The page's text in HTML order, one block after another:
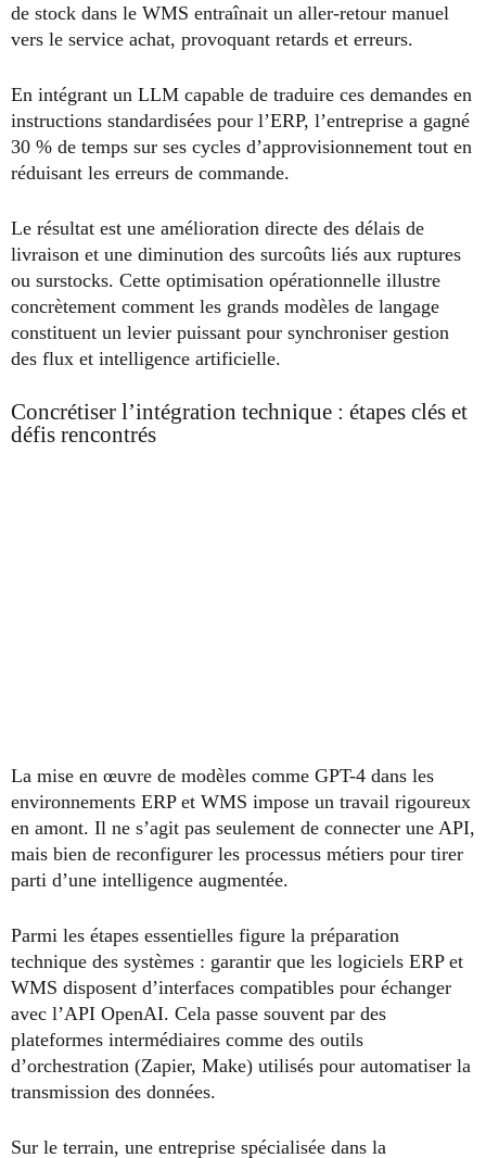
de stock dans le WMS entraînait un aller-retour manuel
vers le service achat, provoquant retards et erreurs.
En intégrant un LLM capable de traduire ces demandes en
instructions standardisées pour l’ERP, l’entreprise a gagné
30 % de temps sur ses cycles d’approvisionnement tout en
réduisant les erreurs de commande.
Le résultat est une amélioration directe des délais de
livraison et une diminution des surcoûts liés aux ruptures
ou surstocks. Cette optimisation opérationnelle illustre
concrètement comment les grands modèles de langage
constituent un levier puissant pour synchroniser gestion
des flux et intelligence artificielle.
Concrétiser l’intégration technique : étapes clés et
défis rencontrés
La mise en œuvre de modèles comme GPT-4 dans les
environnements ERP et WMS impose un travail rigoureux
en amont. Il ne s’agit pas seulement de connecter une API,
mais bien de reconfigurer les processus métiers pour tirer
parti d’une intelligence augmentée.
Parmi les étapes essentielles figure la préparation
technique des systèmes : garantir que les logiciels ERP et
WMS disposent d’interfaces compatibles pour échanger
avec l’API OpenAI. Cela passe souvent par des
plateformes intermédiaires comme des outils
d’orchestration (Zapier, Make) utilisés pour automatiser la
transmission des données.
Sur le terrain, une entreprise spécialisée dans la